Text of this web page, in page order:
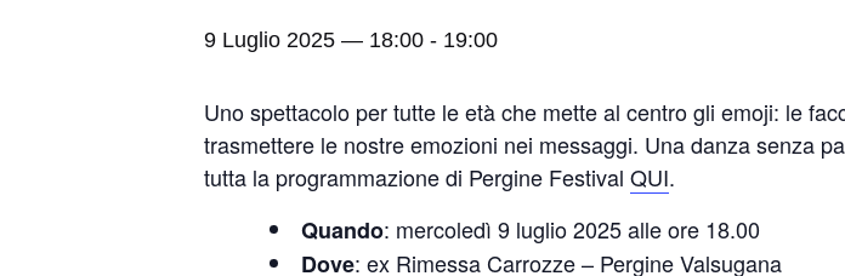
9 Luglio 2025 — 18:00 - 19:00
Uno spettacolo per tutte le età che mette al centro gli emoji: le
trasmettere le nostre emozioni nei messaggi. Una danza senza
tutta la programmazione di Pergine Festival QUI.
Quando: mercoledì 9 luglio 2025 alle ore 18.00
Dove: ex Rimessa Carrozze – Pergine Valsugana